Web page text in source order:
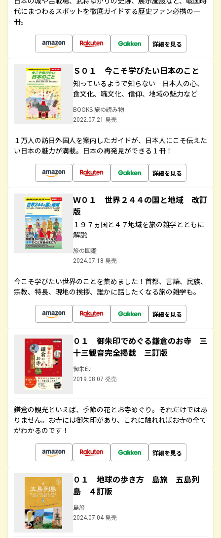
代にまつわるスポットを徹底ガイドする歴史ファン必携の一
冊。
詳細を見る
Ｓ０１ 今こそ学びたい日本のこと
知っているようで知らない 日本人の心、
食文化、職文化、信仰、地域の魅力など
BOOKS 旅の読み物
2022.07.21 発売
１万人の訪日外国人を案内したガイドが、日本人にこそ伝えた
い日本の魅力が満載。日本の再発見ができる１冊！
詳細を見る
Ｗ０１ 世界２４４の国と地域 改訂
版
１９７ヵ国と４７地域を旅の雑学とともに
解説
旅の図鑑
2024.07.18 発売
今こそ学びたい世界のことを集めました！首都、言語、民族、
宗教、特長、現地の挨拶、誰かに話したくなる旅の雑学も。
詳細を見る
０１ 御朱印でめぐる鎌倉のお寺 三
十三観音完全掲載 三訂版
御朱印
2019.08.07 発売
鎌倉の観光といえば、季節の花とお寺めぐり。それだけではあ
りません。お寺には御朱印があり、これに触れればお寺の全て
がわかるのです！
詳細を見る
０１ 地球の歩き方 島旅 五島列
島 ４訂版
島旅
2024.07.04 発売